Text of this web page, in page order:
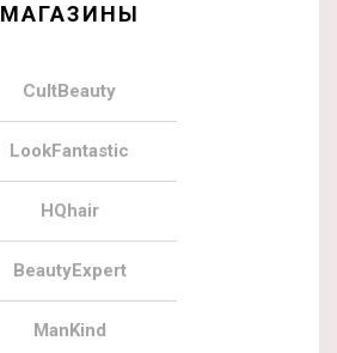
МАГАЗИНЫ
CultBeauty
LookFantastic
HQhair
BeautyExpert
ManKind